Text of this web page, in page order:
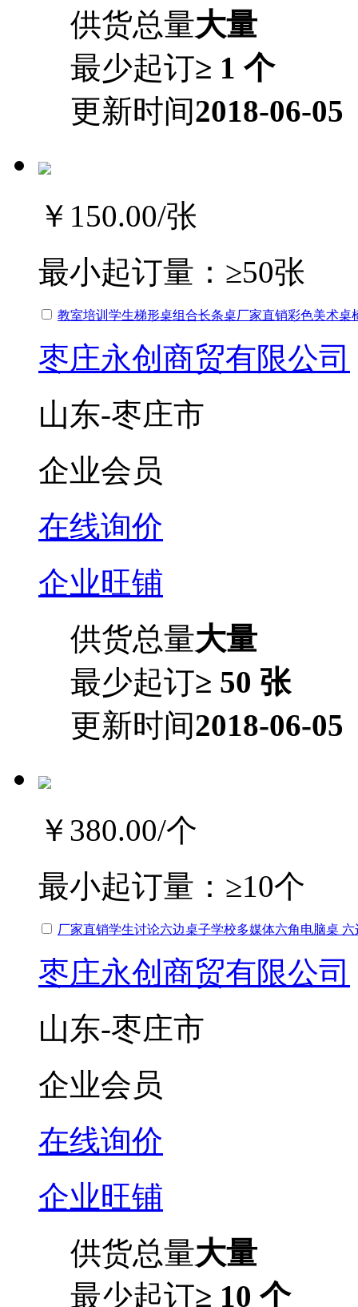
供货总量大量
最少起订≥ 1 个
更新时间2018-06-05
￥150.00/张
最小起订量： ≥50张
教室培训学生梯形桌组合长条桌厂家直销彩色美术桌
枣庄永创商贸有限公司
山东-枣庄市
企业会员
在线询价
企业旺铺
供货总量大量
最少起订≥ 50 张
更新时间2018-06-05
￥380.00/个
最小起订量： ≥10个
厂家直销学生讨论六边桌子学校多媒体六角电脑桌
枣庄永创商贸有限公司
山东-枣庄市
企业会员
在线询价
企业旺铺
供货总量大量
最少起订≥ 10 个